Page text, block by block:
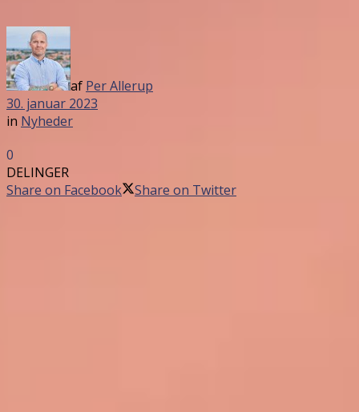
af Per Allerup
30. januar 2023
in Nyheder
0
DELINGER
Share on Facebook
Share on Twitter